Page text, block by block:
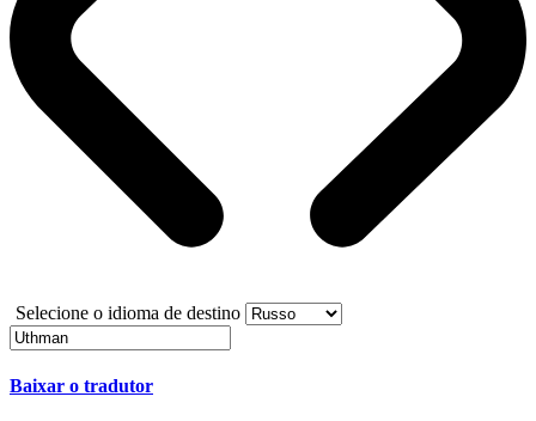
Selecione o idioma de destino
Baixar o tradutor